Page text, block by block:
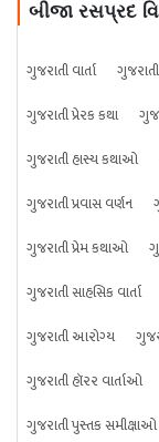
બીજા રસપ્રદ
ગુજરાતી વાર્તા
ગુજરાતી પ્રેરક કથા
ગુજરાતી હાસ્ય કથાઓ
ગુજરાતી પ્રવાસ વર્ણન
ગુજરાતી પ્રેમ કથાઓ
ગુજરાતી સાહસિક વાર્તા
ગુજરાતી આરોગ્ય
ગુજરાતી હૉરર વાર્તાઓ
ગુજરાતી પુસ્તક સમીક્ષાઓ